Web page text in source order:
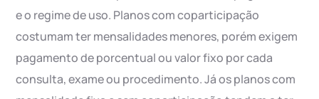
e o regime de uso. Planos com coparticipação
costumam ter mensalidades menores, porém exigem
pagamento de porcentual ou valor fixo por cada
consulta, exame ou procedimento. Já os planos com